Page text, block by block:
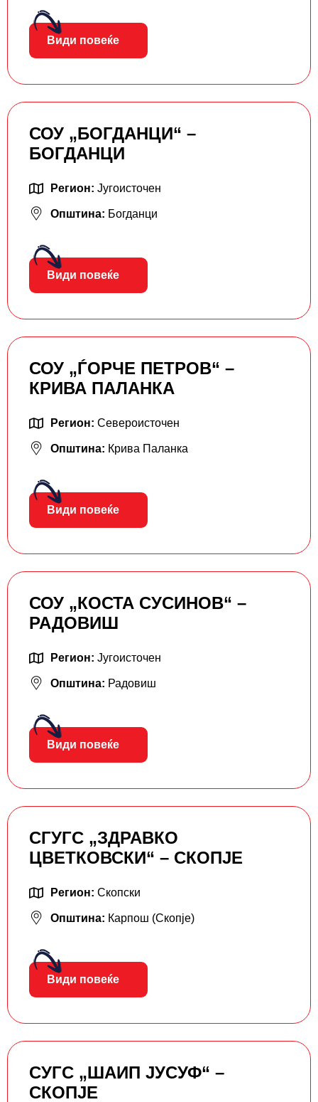
Види повеќе
СОУ „БОГДАНЦИ“ –
БОГДАНЦИ
Регион: Југоисточен
Општина: Богданци
Види повеќе
СОУ „ЃОРЧЕ ПЕТРОВ“ –
КРИВА ПАЛАНКА
Регион: Североисточен
Општина: Крива Паланка
Види повеќе
СОУ „КОСТА СУСИНОВ“ –
РАДОВИШ
Регион: Југоисточен
Општина: Радовиш
Види повеќе
СГУГС „ЗДРАВКО
ЦВЕТКОВСКИ“ – СКОПЈЕ
Регион: Скопски
Општина: Карпош (Скопје)
Види повеќе
СУГС „ШАИП ЈУСУФ“ –
СКОПЈЕ